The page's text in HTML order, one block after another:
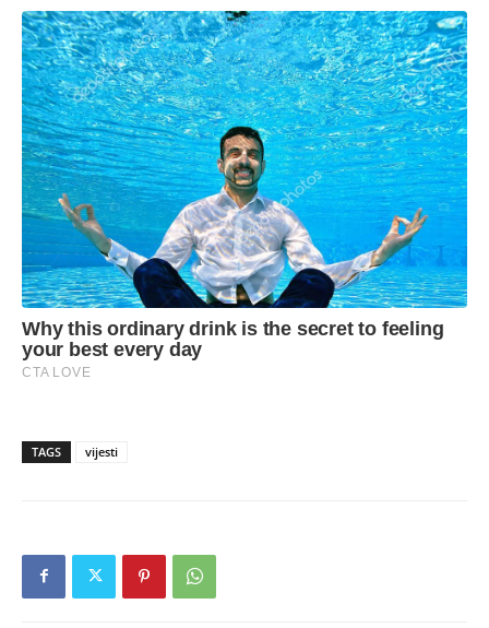
TAGS vijesti